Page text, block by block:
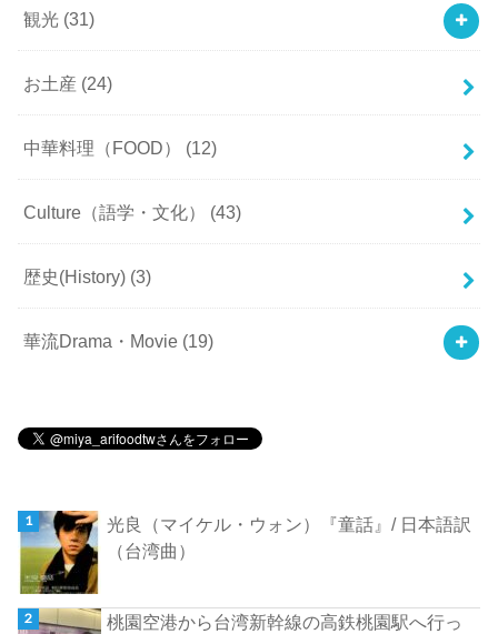
観光 (31)
お土産 (24)
中華料理（FOOD） (12)
Culture（語学・文化） (43)
歴史(History) (3)
華流Drama・Movie (19)
光良（マイケル・ウォン）『童話』/ 日本語訳
（台湾曲）
桃園空港から台湾新幹線の高鉄桃園駅へ行っ